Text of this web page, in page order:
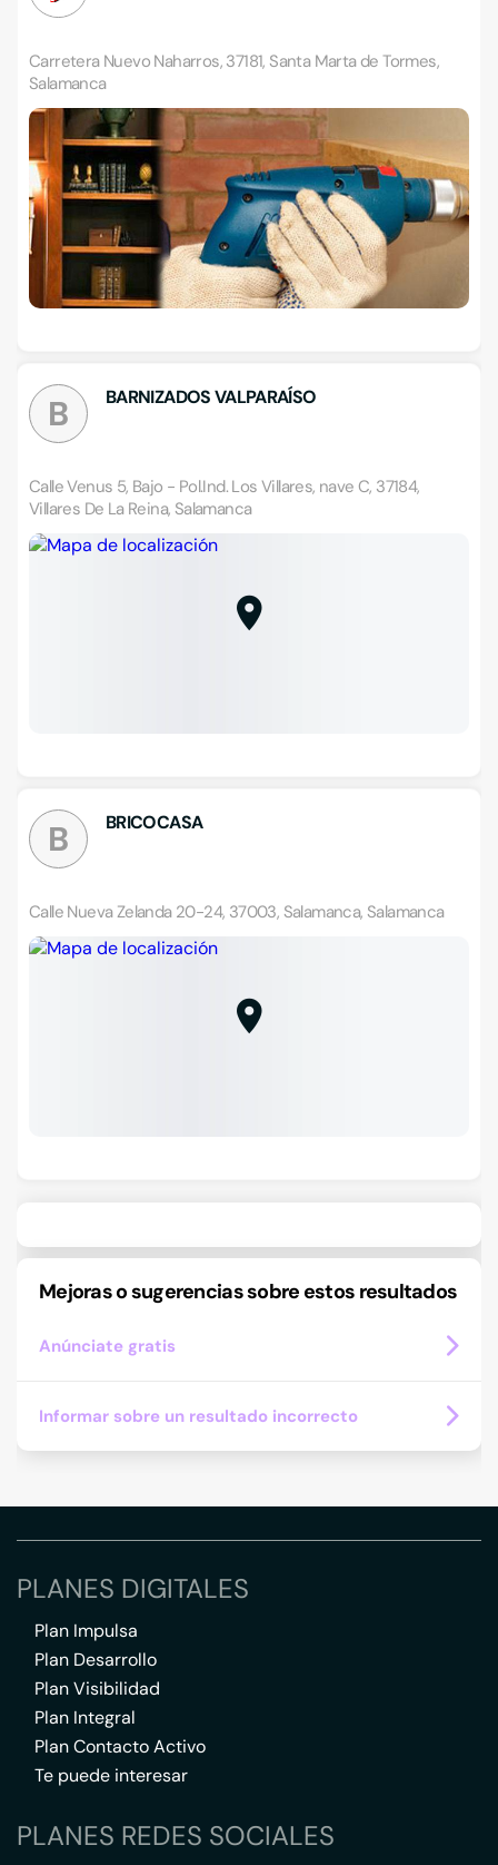
Carretera Nuevo Naharros, 37181, Santa Marta de Tormes,
Salamanca
B BARNIZADOS VALPARAÍSO
Calle Venus 5, Bajo - Pol.Ind. Los Villares, nave C, 37184,
Villares De La Reina, Salamanca
B BRICOCASA
Calle Nueva Zelanda 20-24, 37003, Salamanca, Salamanca
Mejoras o sugerencias sobre estos resultados
Anúnciate gratis
Informar sobre un resultado incorrecto
PLANES DIGITALES
Plan Impulsa
Plan Desarrollo
Plan Visibilidad
Plan Integral
Plan Contacto Activo
Te puede interesar
PLANES REDES SOCIALES